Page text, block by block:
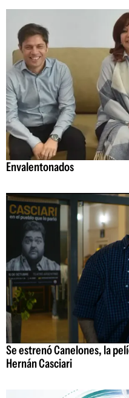
Envalentonados
Se estrenó Canelones, la
Hernán Casciari